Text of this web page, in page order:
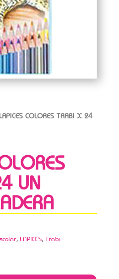
COLORES TRABI X 24
UN
, LAPICES, Trabi